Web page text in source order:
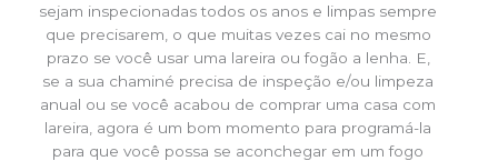
sejam inspecionadas todos os anos e limpas sempre
que precisarem, o que muitas vezes cai no mesmo
prazo se você usar uma lareira ou fogão a lenha. E,
se a sua chaminé precisa de inspeção e/ou limpeza
anual ou se você acabou de comprar uma casa com
lareira, agora é um bom momento para programá-la
para que você possa se aconchegar em um fogo